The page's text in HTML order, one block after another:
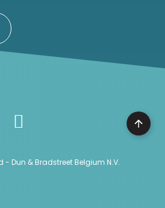
- Dun & Bradstreet Belgium N.V.